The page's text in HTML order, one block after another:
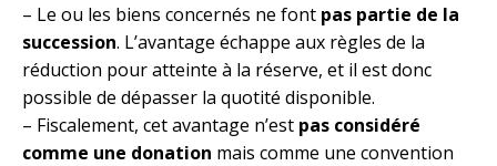
– Le ou les biens concernés ne font pas partie de la
succession. L’avantage échappe aux règles de la
réduction pour atteinte à la réserve, et il est donc
possible de dépasser la quotité disponible.
– Fiscalement, cet avantage n’est pas considéré
comme une donation mais comme une convention